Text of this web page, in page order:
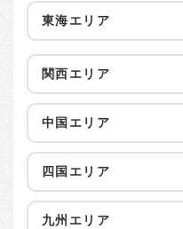
東海エリア
関西エリア
中国エリア
四国エリア
九州エリア